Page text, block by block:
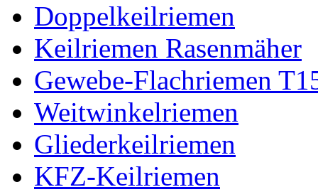
Doppelkeilriemen
Keilriemen Rasenmäher
Gewebe-Flachriemen
Weitwinkelriemen
Gliederkeilriemen
KFZ-Keilriemen